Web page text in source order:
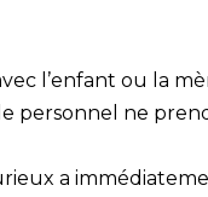
l’enfant ou la
personnel ne
a